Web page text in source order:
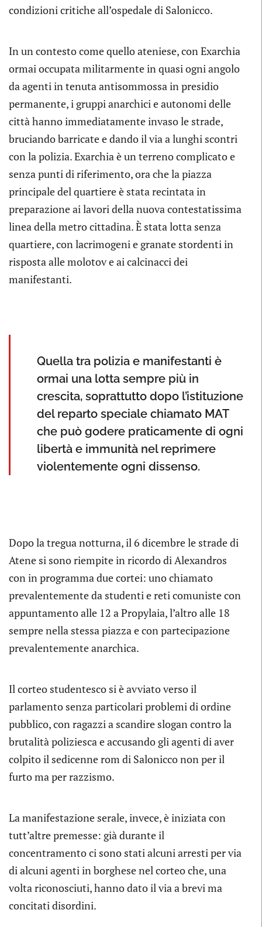
condizioni critiche all’ospedale di Salonicco.
In un contesto come quello ateniese, con Exarchia
ormai occupata militarmente in quasi ogni angolo
da agenti in tenuta antisommossa in presidio
permanente, i gruppi anarchici e autonomi delle
città hanno immediatamente invaso le strade,
bruciando barricate e dando il via a lunghi scontri
con la polizia. Exarchia è un terreno complicato e
senza punti di riferimento, ora che la piazza
principale del quartiere è stata recintata in
preparazione ai lavori della nuova contestatissima
linea della metro cittadina. È stata lotta senza
quartiere, con lacrimogeni e granate stordenti in
risposta alle molotov e ai calcinacci dei
manifestanti.
Quella tra polizia e manifestanti è
ormai una lotta sempre più in
crescita, soprattutto dopo l’istituzione
del reparto speciale chiamato MAT
che può godere praticamente di ogni
libertà e immunità nel reprimere
violentemente ogni dissenso.
Dopo la tregua notturna, il 6 dicembre le strade di
Atene si sono riempite in ricordo di Alexandros
con in programma due cortei: uno chiamato
prevalentemente da studenti e reti comuniste con
appuntamento alle 12 a Propylaia, l’altro alle 18
sempre nella stessa piazza e con partecipazione
prevalentemente anarchica.
Il corteo studentesco si è avviato verso il
parlamento senza particolari problemi di ordine
pubblico, con ragazzi a scandire slogan contro la
brutalità poliziesca e accusando gli agenti di aver
colpito il sedicenne rom di Salonicco non per il
furto ma per razzismo.
La manifestazione serale, invece, è iniziata con
tutt’altre premesse: già durante il
concentramento ci sono stati alcuni arresti per via
di alcuni agenti in borghese nel corteo che, una
volta riconosciuti, hanno dato il via a brevi ma
concitati disordini.